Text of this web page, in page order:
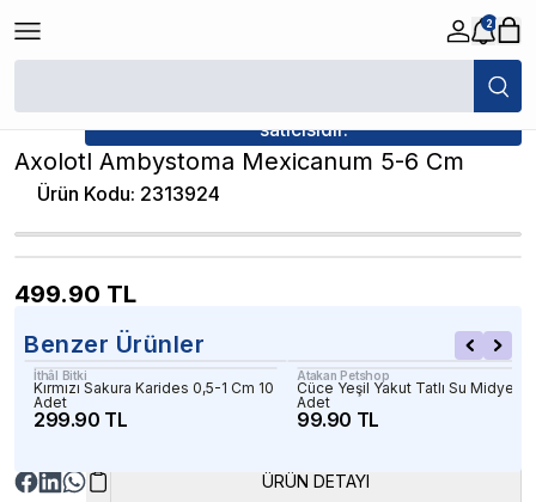
2
/ Axolotl Ambystoma Mexicanum 5-6 Cm
satıcısıdır.
Axolotl Ambystoma Mexicanum 5-6 Cm
Ürün Kodu: 2313924
499.90 TL
Benzer Ürünler
İthâl Bitki
Kırmızı Sakura Karides 0,5-1 Cm 10
Adet
299.90 TL
Atakan Petshop
Cüce Yeşil Yakut Tatlı Su Midyesi 1
Adet
99.90 TL
ÜRÜN DETAYI